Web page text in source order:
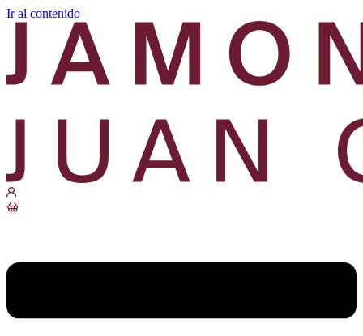
Ir al contenido